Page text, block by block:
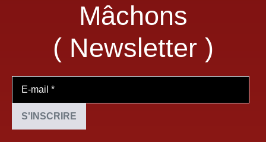
Mâchons
( Newsletter )